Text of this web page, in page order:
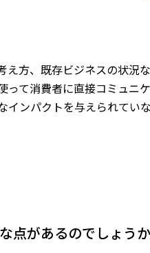
方、既存ビジネスの状況
て消費者に直接コミュニ
ンパクトを与えられていな
点があるのでしょうか